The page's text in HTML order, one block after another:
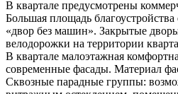
В квартале предусмотрены
Большая площадь
«двор без машин». Закрытые
велодорожки на территории
В квартале малоэтажная
современные фасады. Материал
Сквозные парадные группы: